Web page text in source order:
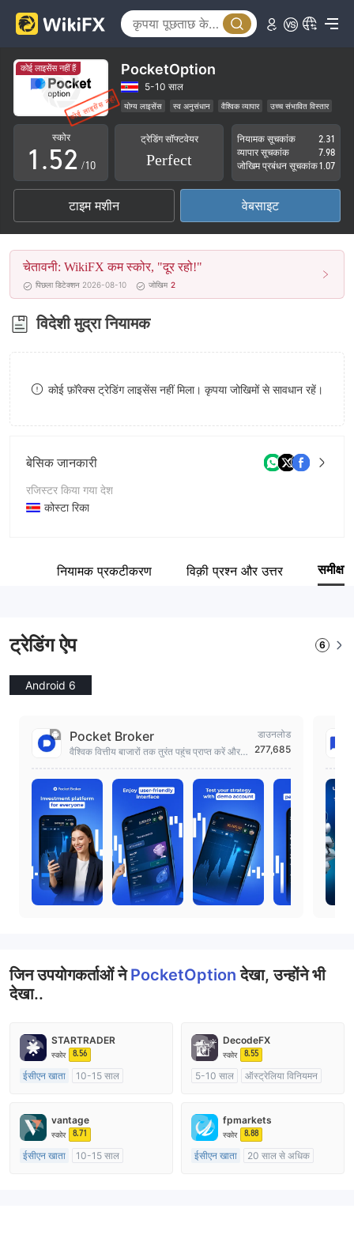
कोई लाइसेंस नहीं हैं PocketOption
5-10 साल
योग्य लाइसेंस स्व अनुसंधान वैश्विक व्यापार उच्च संभावित विस्तार
स्कोर
0
1
2
3
4
5
6
7
8
.
1
2
3
4
5
6
7
8
9
0
1
2
3
4
5
6
7
8
9
/10
ट्रेडिंग सॉफ्टवेयर
Perfect
नियामक सूचकांक
2.31
व्यापार सूचकांक
7.98
जोखिम प्रबंधन सूचकांक1.07
टाइम मशीन वेबसाइट
चेतावनी: WikiFX कम स्कोर, "दूर रहो!"
पिछला डिटेक्शन 2026-08-10 जोखिम 2
विदेशी मुद्रा नियामक
कोई फ़ॉरेक्स ट्रेडिंग लाइसेंस नहीं मिला। कृपया जोखिमों से सावधान रहें।
बेसिक जानकारी
रजिस्टर किया गया देश
कोस्टा रिका
कंपनी का नामनियामक प्रकटीकरण विक़ी प्रश्न और उत्तर समीक्षा
ट्रेडिंग ऐप 6
Android 6
Pocket Broker
वैश्विक वित्तीय बाजारों तक तुरंत पहुंच प्राप्त करें और
डाउनलोड
277,685
जिन उपयोगकर्ताओं नेPocketOptionदेखा, उन्होंने भी
देखा..
STARTRADER
स्कोर 8.56
ईसीएन खाता
10-15 साल
मार्केट मेकिंग (एमएम)
मुख्य-लेबल MT4
DecodeFX
स्कोर 8.55
5-10 साल
ऑस्ट्रेलिया विनियमन
मुख्य-लेबल MT4
vantage
स्कोर 8.71
ईसीएन खाता
10-15 साल
fpmarkets
स्कोर 8.88
ईसीएन खाता
20 साल से अधिक